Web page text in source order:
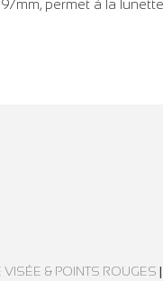
VISÉE & POINTS ROUGES |
permet à la